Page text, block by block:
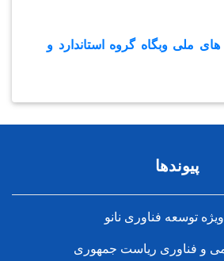
وبگاه گروه استاندارد و
فناوری نانو
ریاست جمهوری